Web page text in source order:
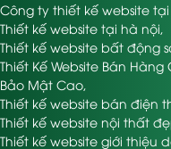
Công ty thiết kế website
Thiết kế website tại hà nội,
Thiết kế website bất động
Thiết Kế Website Bán
Bảo Mật Cao,
Thiết kế website bán điện
Thiết kế website nội thất
Thiết kế website giới thiệu